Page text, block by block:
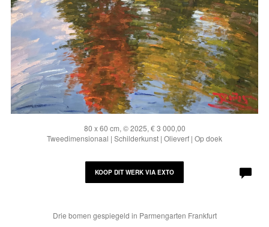
80 x 60 cm, © 2025, € 3 000,00
Tweedimensionaal | Schilderkunst | Olieverf | Op doek
KOOP DIT WERK VIA EXTO
Drie bomen gespiegeld in Parmengarten Frankfurt